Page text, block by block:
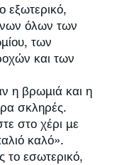
εξωτερικό,
όλων των
των
και των
η βρωμιά και η
σκληρές.
στο χέρι με
καλό».
το εσωτερικό,